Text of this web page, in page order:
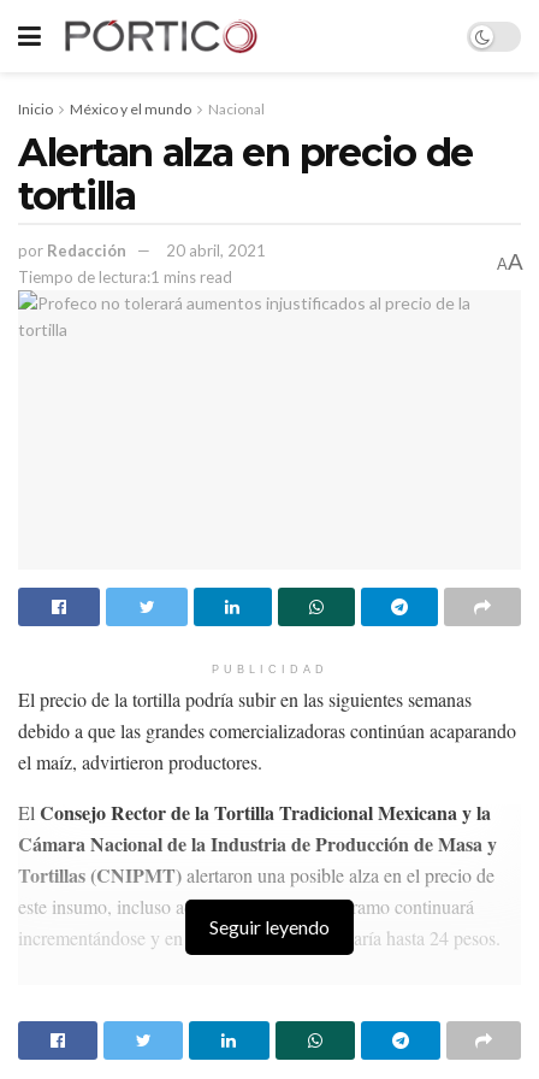
Inicio México y el mundo Nacional
Alertan alza en precio de
tortilla
por Redacción
20 abril, 2021
Tiempo de lectura:1 mins read
AA
PUBLICIDAD
El precio de la tortilla podría subir en las siguientes semanas
debido a que las grandes comercializadoras continúan acaparando
el maíz, advirtieron productores.
El Consejo Rector de la Tortilla Tradicional Mexicana y la
Cámara Nacional de la Industria de Producción de Masa y
Tortillas (CNIPMT)alertaron una posible alza en el precio de
este insumo, incluso advirtieron que el kilogramo continuará
incrementándose y en algunas entidades llegaría hasta 24 pesos.
Comisión Reguladora establece prórroga para
Seguir leyendo